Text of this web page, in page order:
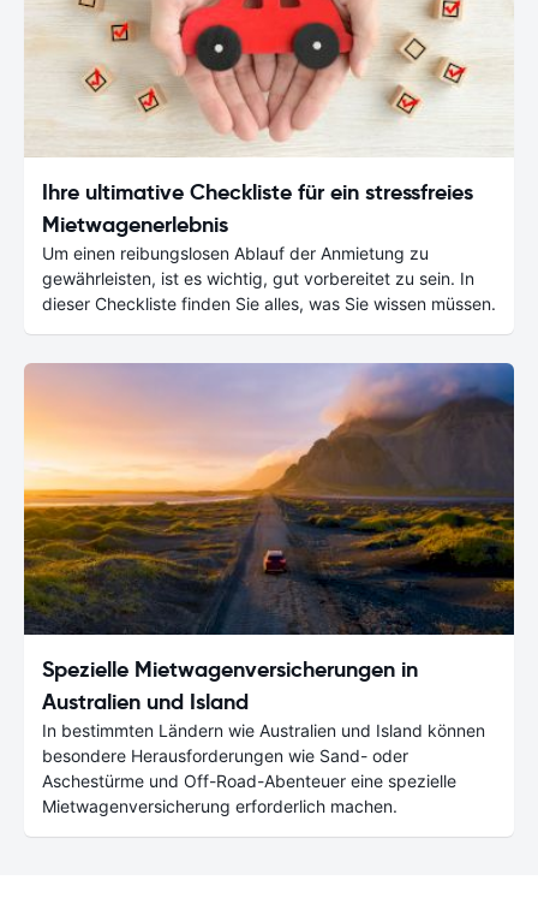
Ihre ultimative Checkliste für ein stressfreies
Mietwagenerlebnis
Um einen reibungslosen Ablauf der Anmietung zu
gewährleisten, ist es wichtig, gut vorbereitet zu sein. In
dieser Checkliste finden Sie alles, was Sie wissen müssen.
Spezielle Mietwagenversicherungen in
Australien und Island
In bestimmten Ländern wie Australien und Island können
besondere Herausforderungen wie Sand- oder
Aschestürme und Off-Road-Abenteuer eine spezielle
Mietwagenversicherung erforderlich machen.